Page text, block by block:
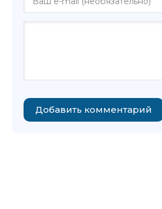
Добавить комментарий